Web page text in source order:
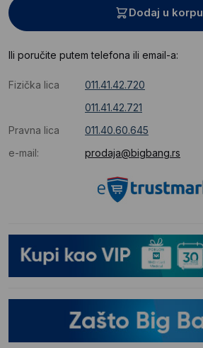
Dodaj u korpu
Ili poručite putem telefona ili email-a:
Fizička lica
011.41.42.720
011.41.42.721
Pravna lica
011.40.60.645
e-mail:
prodaja@bigbang.rs